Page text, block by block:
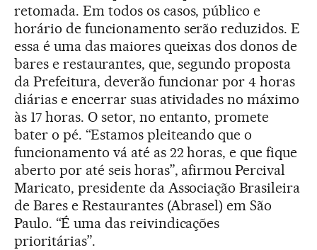
retomada. Em todos os casos, público e
horário de funcionamento serão reduzidos. E
essa é uma das maiores queixas dos donos de
bares e restaurantes, que, segundo proposta
da Prefeitura, deverão funcionar por 4 horas
diárias e encerrar suas atividades no máximo
às 17 horas. O setor, no entanto, promete
bater o pé. “Estamos pleiteando que o
funcionamento vá até as 22 horas, e que fique
aberto por até seis horas”, afirmou Percival
Maricato, presidente da Associação Brasileira
de Bares e Restaurantes (Abrasel) em São
Paulo. “É uma das reivindicações
prioritárias”.